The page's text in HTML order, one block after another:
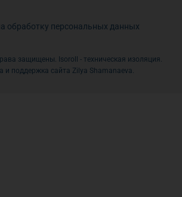
обработку персональных данных
защищены. Isoroll - техническая изоляция.
и поддержка сайта Zilya Shamanaeva.